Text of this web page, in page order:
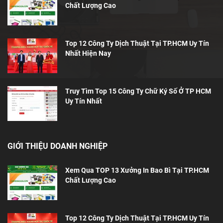
Chất Lượng Cao
Top 12 Công Ty Dịch Thuật Tại TP.HCM Uy Tín
Nhất Hiện Nay
Truy Tìm Top 15 Công Ty Chữ Ký Số Ở TP HCM
Uy Tín Nhất
GIỚI THIỆU DOANH NGHIỆP
Xem Qua TOP 13 Xưởng In Bao Bì Tại TP.HCM
Chất Lượng Cao
Top 12 Công Ty Dịch Thuật Tại TP.HCM Uy Tín